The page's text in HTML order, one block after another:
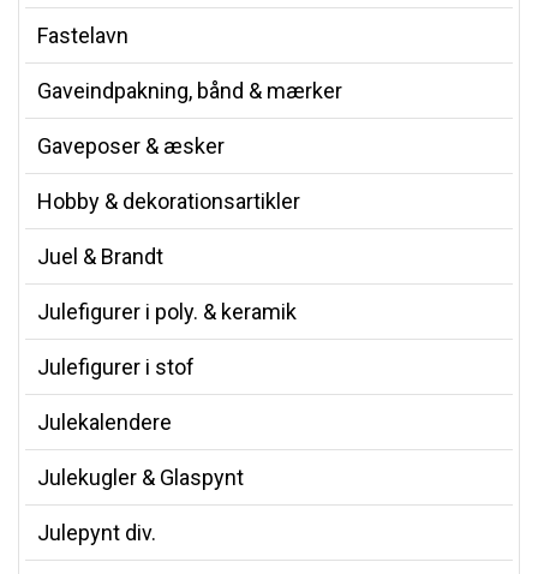
Fastelavn
Gaveindpakning, bånd & mærker
Gaveposer & æsker
Hobby & dekorationsartikler
Juel & Brandt
Julefigurer i poly. & keramik
Julefigurer i stof
Julekalendere
Julekugler & Glaspynt
Julepynt div.